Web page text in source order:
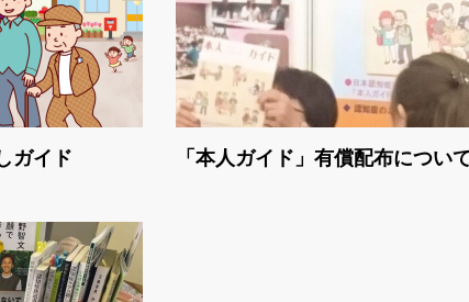
ガイド 「本人ガイド」有償配布につい